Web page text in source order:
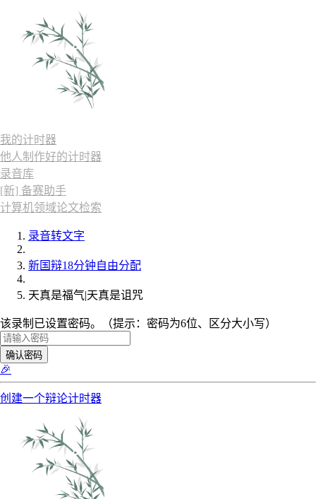
我的计时器
他人制作好的计时器
录音库
[新] 备赛助手
计算机领域论文检索
录音转文字
新国辩18分钟自由分配
天真是福气|天真是诅咒
该录制已设置密码。（提示：密码为6位、区分大小写）
确认密码
🎉
创建一个辩论计时器